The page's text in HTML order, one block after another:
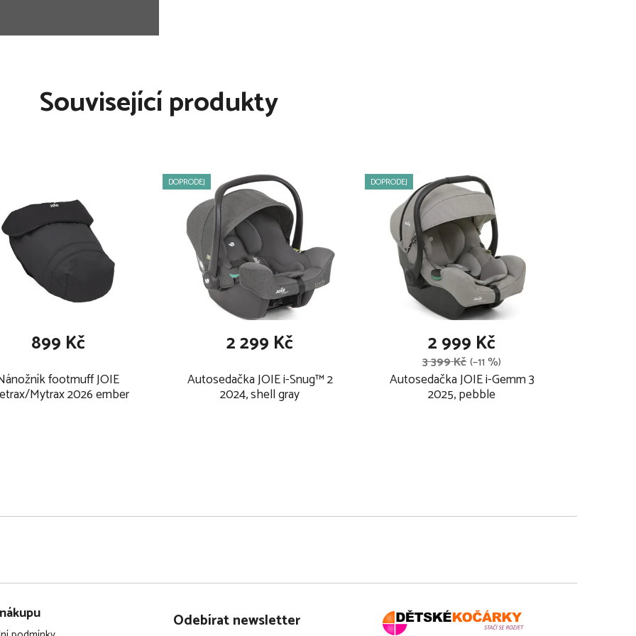
autosedačky Gemm™, i-
Související produkty
footmuff JOIE
Mytrax 2026 ember
899 Kč
DOPRODEJ
Autosedačka JOIE i-Snug™ 2
2024, shell gray
2 299 Kč
DOPRODEJ
Autosedačka JOIE i-Gemm 3
2025, pebble
2 999 Kč
3 399 Kč(–11 %)
Odebírat newsletter